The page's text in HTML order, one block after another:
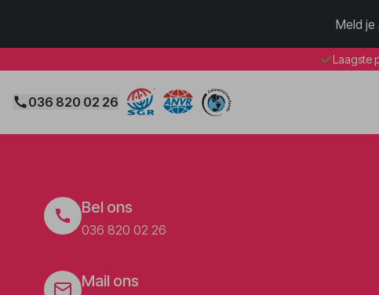
Meld
Laagste
036 820 02 26
Bel ons
036 820 02 26
Mail ons